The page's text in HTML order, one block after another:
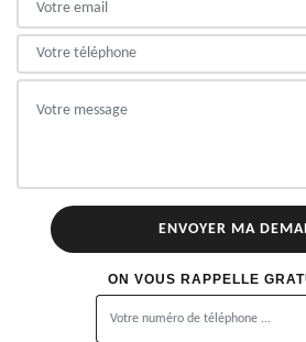
ON VOUS RAPPELLE